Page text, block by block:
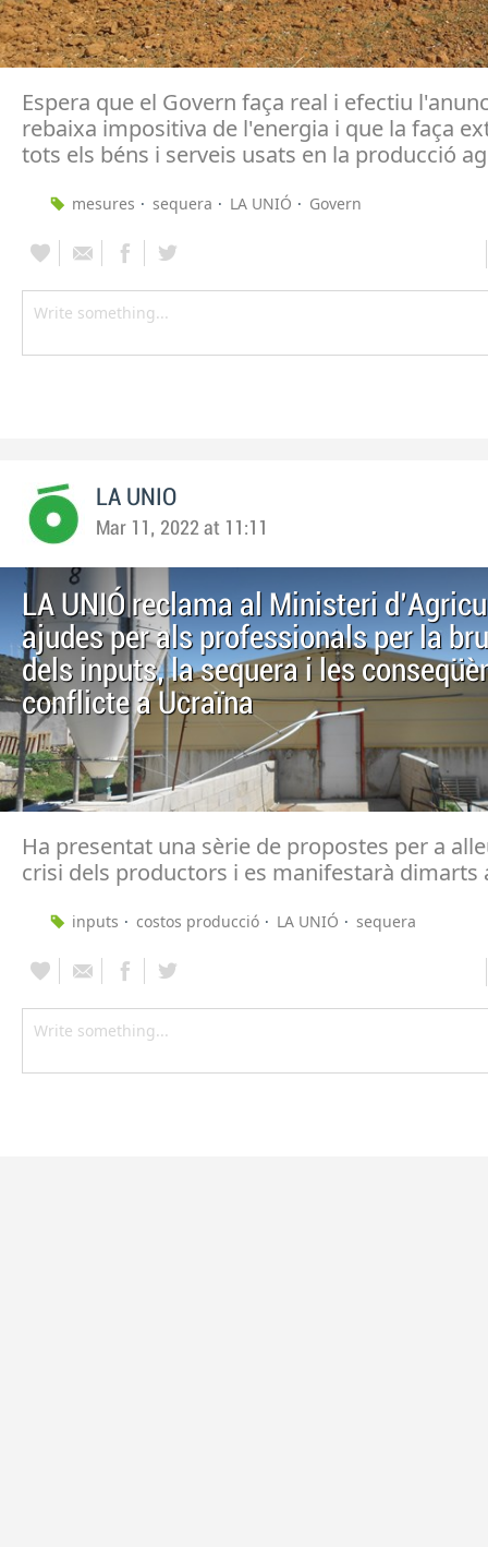
Espera que el Govern faça real i efectiu
rebaixa impositiva de l'energia i que la faça
tots els béns i serveis usats en la producció
mesures sequera LA UNIÓ Govern
LA UNIO
Mar 11, 2022 at 11:11
LA UNIÓ reclama al Ministeri
ajudes per als professionals per la
dels inputs, la sequera i les
conflicte a Ucraïna
Ha presentat una sèrie de propostes per a
crisi dels productors i es manifestarà dimarts
inputs costos producció LA UNIÓ sequera